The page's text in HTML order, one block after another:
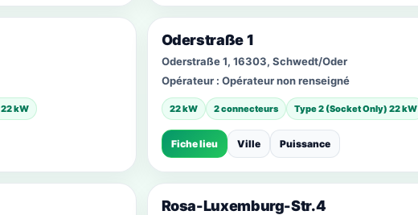
kW
Oderstraße 1
Oderstraße 1, 16303, Schwedt/Oder
Opérateur : Opérateur non renseigné
22 kW 2 connecteurs Type 2 (Socket Only) 22 kW
Fiche lieu Ville Puissance
Rosa-Luxemburg-Str.4